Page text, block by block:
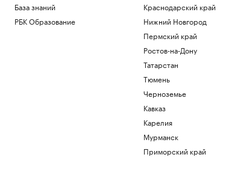
База знаний
РБК Образование
Краснодарский край
Нижний Новгород
Пермский край
Ростов-на-Дону
Татарстан
Тюмень
Черноземье
Кавказ
Карелия
Мурманск
Приморский край